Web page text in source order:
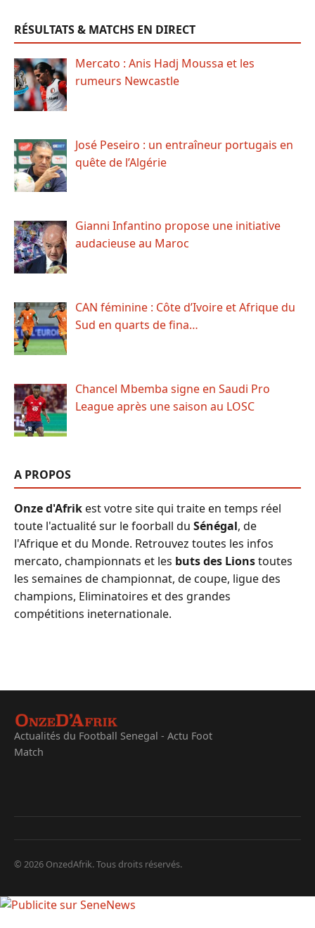
RÉSULTATS & MATCHS EN DIRECT
Mercato : Anis Hadj Moussa et les
rumeurs Newcastle
José Peseiro : un entraîneur portugais en
quête de l’Algérie
Gianni Infantino propose une initiative
audacieuse au Maroc
CAN féminine : Côte d’Ivoire et Afrique du
Sud en quarts de fina…
Chancel Mbemba signe en Saudi Pro
League après une saison au LOSC
A PROPOS
Onze d'Afrikest votre site qui traite en temps réel
toute l'actualité sur le foorball du Sénégal, de
l'Afrique et du Monde. Retrouvez toutes les infos
mercato, championnats et les buts des Lionstoutes
les semaines de championnat, de coupe, ligue des
champions, Eliminatoires et des grandes
compétitions ineternationale.
Actualités du Football Senegal - Actu Foot
Match
© 2026 OnzedAfrik. Tous droits réservés.